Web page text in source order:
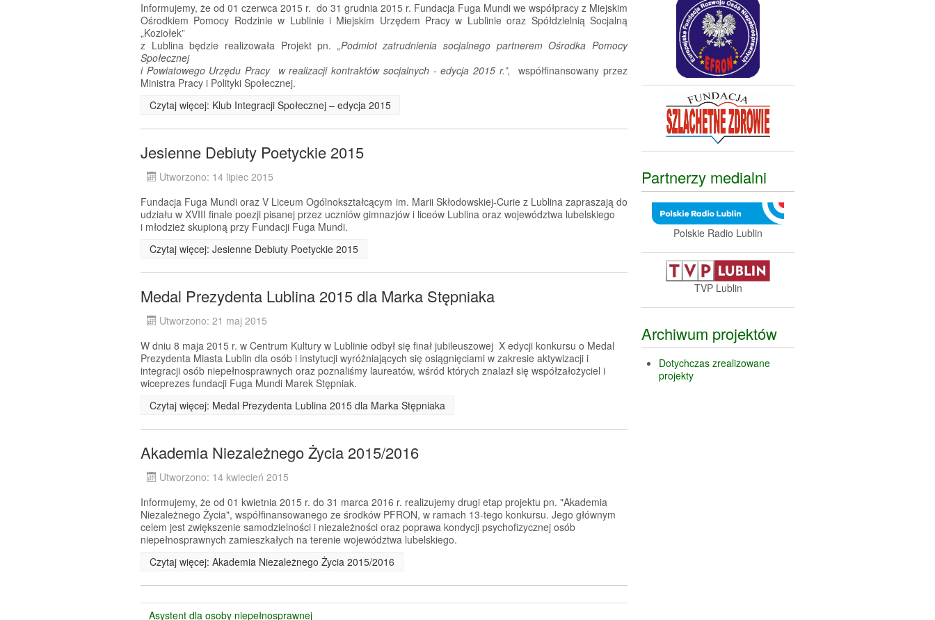
Informujemy, że od 01 czerwca 2015 r. do 31 grudnia 2015 r. Fundacja Fuga Mundi we współpracy z Miejskim
Ośrodkiem Pomocy Rodzinie w Lublinie i Miejskim Urzędem Pracy w Lublinie oraz Spółdzielnią Socjalną
„Koziołek”
z Lublina będzie realizowała Projekt pn. „Podmiot zatrudnienia socjalnego partnerem Ośrodka Pomocy
Społecznej
i Powiatowego Urzędu Pracy w realizacji kontraktów socjalnych - edycja 2015 r.”,współfinansowany przez
Ministra Pracy i Polityki Społecznej.
Czytaj więcej: Klub Integracji Społecznej – edycja 2015
Jesienne Debiuty Poetyckie 2015
Utworzono: 14 lipiec 2015
Fundacja Fuga Mundi oraz V Liceum Ogólnokształcącym im. Marii Skłodowskiej-Curie z Lublina zapraszają do
udziału w XVIII finale poezji pisanej przez uczniów gimnazjów i liceów Lublina oraz województwa lubelskiego
i młodzież skupioną przy Fundacji Fuga Mundi.
Czytaj więcej: Jesienne Debiuty Poetyckie 2015
Medal Prezydenta Lublina 2015 dla Marka Stępniaka
Utworzono: 21 maj 2015
W dniu 8 maja 2015 r. w Centrum Kultury w Lublinie odbył się finał jubileuszowej X edycji konkursu o Medal
Prezydenta Miasta Lublin dla osób i instytucji wyróżniających się osiągnięciami w zakresie aktywizacji i
integracji osób niepełnosprawnych oraz poznaliśmy laureatów, wśród których znalazł się współzałożyciel i
wiceprezes fundacji Fuga Mundi Marek Stępniak.
Czytaj więcej: Medal Prezydenta Lublina 2015 dla Marka Stępniaka
Akademia Niezależnego Życia 2015/2016
Utworzono: 14 kwiecień 2015
Informujemy, że od 01 kwietnia 2015 r. do 31 marca 2016 r. realizujemy drugi etap projektu pn. "Akademia
Niezależnego Życia", współfinansowanego ze środków PFRON, w ramach 13-tego konkursu. Jego głównym
celem jest zwiększenie samodzielności i niezależności oraz poprawa kondycji psychofizycznej osób
niepełnosprawnych zamieszkałych na terenie województwa lubelskiego.
Czytaj więcej: Akademia Niezależnego Życia 2015/2016
Asystent dla osoby niepełnosprawnej
Partnerzy medialni
Polskie Radio Lublin
TVP Lublin
Archiwum projektów
Dotychczas zrealizowane
projekty